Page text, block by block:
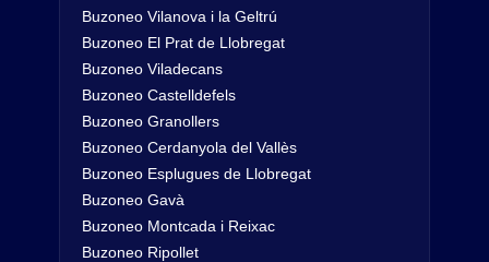
Buzoneo Vilanova i la Geltrú
Buzoneo El Prat de Llobregat
Buzoneo Viladecans
Buzoneo Castelldefels
Buzoneo Granollers
Buzoneo Cerdanyola del Vallès
Buzoneo Esplugues de Llobregat
Buzoneo Gavà
Buzoneo Montcada i Reixac
Buzoneo Ripollet